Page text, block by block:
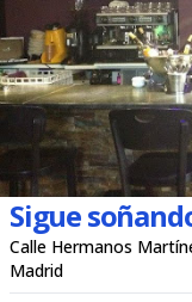
Sigue
Calle Hermanos
Madrid